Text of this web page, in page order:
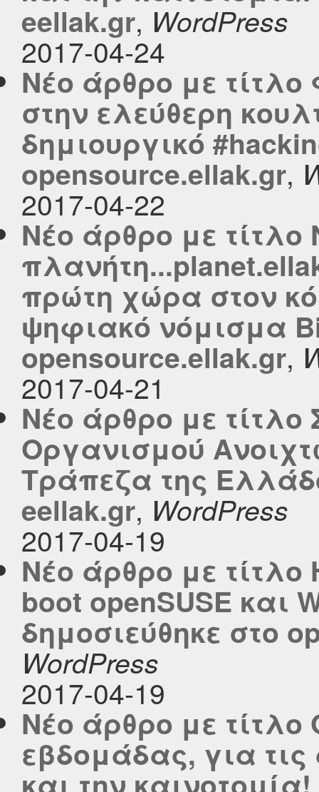
eellak.gr, WordPress
2017-04-24
Νέο άρθρο με
στην ελεύθερη
δημιουργικό
opensource.ellak.gr,
2017-04-22
Νέο άρθρο με
πρώτη χώρα στον
ψηφιακό νόμισμα
opensource.ellak.gr,
2017-04-21
Νέο άρθρο με τίτλο
Οργανισμού
Τράπεζα της
eellak.gr, WordPress
2017-04-19
Νέο άρθρο με
boot openSUSE και
δημοσιεύθηκε στο
WordPress
2017-04-19
Νέο άρθρο με τίτλο
εβδομάδας, για τις